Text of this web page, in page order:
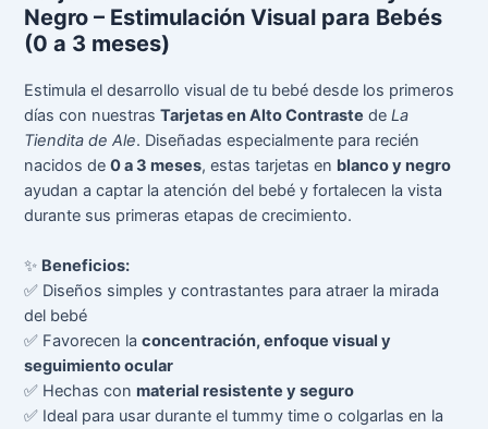
Negro – Estimulación Visual para Bebés
(0 a 3 meses)
Estimula el desarrollo visual de tu bebé desde los primeros
días con nuestrasTarjetas en Alto Contraste deLa
Tiendita de Ale. Diseñadas especialmente para recién
nacidos de0 a 3 meses, estas tarjetas en blanco y negro
ayudan a captar la atención del bebé y fortalecen la vista
durante sus primeras etapas de crecimiento.
✨ Beneficios:
✅ Diseños simples y contrastantes para atraer la mirada
del bebé
✅ Favorecen laconcentración, enfoque visual y
seguimiento ocular
✅ Hechas conmaterial resistente y seguro
✅ Ideal para usar durante el tummy time o colgarlas en la